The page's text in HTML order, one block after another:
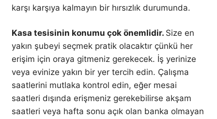
karşı karşıya kalmayın bir hırsızlık durumunda.
Kasa tesisinin konumu çok önemlidir. Size en
yakın şubeyi seçmek pratik olacaktır çünkü her
erişim için oraya gitmeniz gerekecek. İş yerinize
veya evinize yakın bir yer tercih edin. Çalışma
saatlerini mutlaka kontrol edin, eğer mesai
saatleri dışında erişmeniz gerekebilirse akşam
saatleri veya hafta sonu açık olan banka olmayan